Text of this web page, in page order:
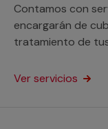
Contamos con
encargarán de
tratamiento de
Ver servicios